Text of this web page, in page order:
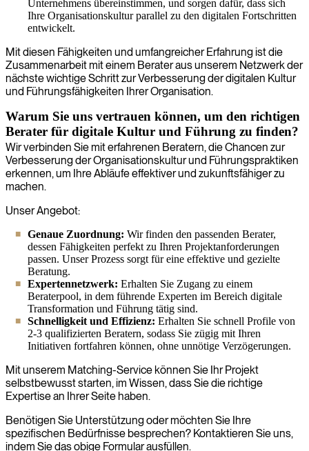
Unternehmens übereinstimmen, und sorgen dafür, dass sich
Ihre Organisationskultur parallel zu den digitalen Fortschritten
entwickelt.
Mit diesen Fähigkeiten und umfangreicher Erfahrung ist die
Zusammenarbeit mit einem Berater aus unserem Netzwerk der
nächste wichtige Schritt zur Verbesserung der digitalen Kultur
und Führungsfähigkeiten Ihrer Organisation.
Warum Sie uns vertrauen können, um den richtigen
Berater für digitale Kultur und Führung zu finden?
Wir verbinden Sie mit erfahrenen Beratern, die Chancen zur
Verbesserung der Organisationskultur und Führungspraktiken
erkennen, um Ihre Abläufe effektiver und zukunftsfähiger zu
machen.
Unser Angebot:
Genaue Zuordnung: Wir finden den passenden Berater,
dessen Fähigkeiten perfekt zu Ihren Projektanforderungen
passen. Unser Prozess sorgt für eine effektive und gezielte
Beratung.
Expertennetzwerk: Erhalten Sie Zugang zu einem
Beraterpool, in dem führende Experten im Bereich digitale
Transformation und Führung tätig sind.
Schnelligkeit und Effizienz: Erhalten Sie schnell Profile von
2-3 qualifizierten Beratern, sodass Sie zügig mit Ihren
Initiativen fortfahren können, ohne unnötige Verzögerungen.
Mit unserem Matching-Service können Sie Ihr Projekt
selbstbewusst starten, im Wissen, dass Sie die richtige
Expertise an Ihrer Seite haben.
Benötigen Sie Unterstützung oder möchten Sie Ihre
spezifischen Bedürfnisse besprechen? Kontaktieren Sie uns,
indem Sie das obige Formular ausfüllen.